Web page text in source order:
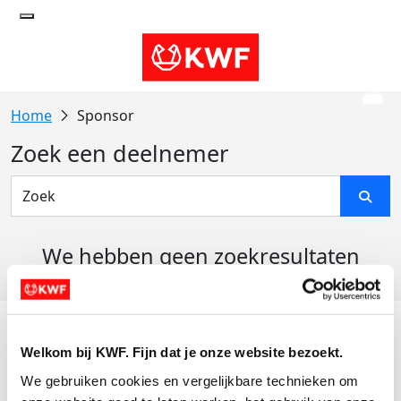
Welkom bij KWF. Fijn dat je onze website bezoekt.
We gebruiken cookies en vergelijkbare technieken om
Sponsor
Zoek een deelnemer
We hebben geen zoekresultaten
Actiematerialen
Evenementen